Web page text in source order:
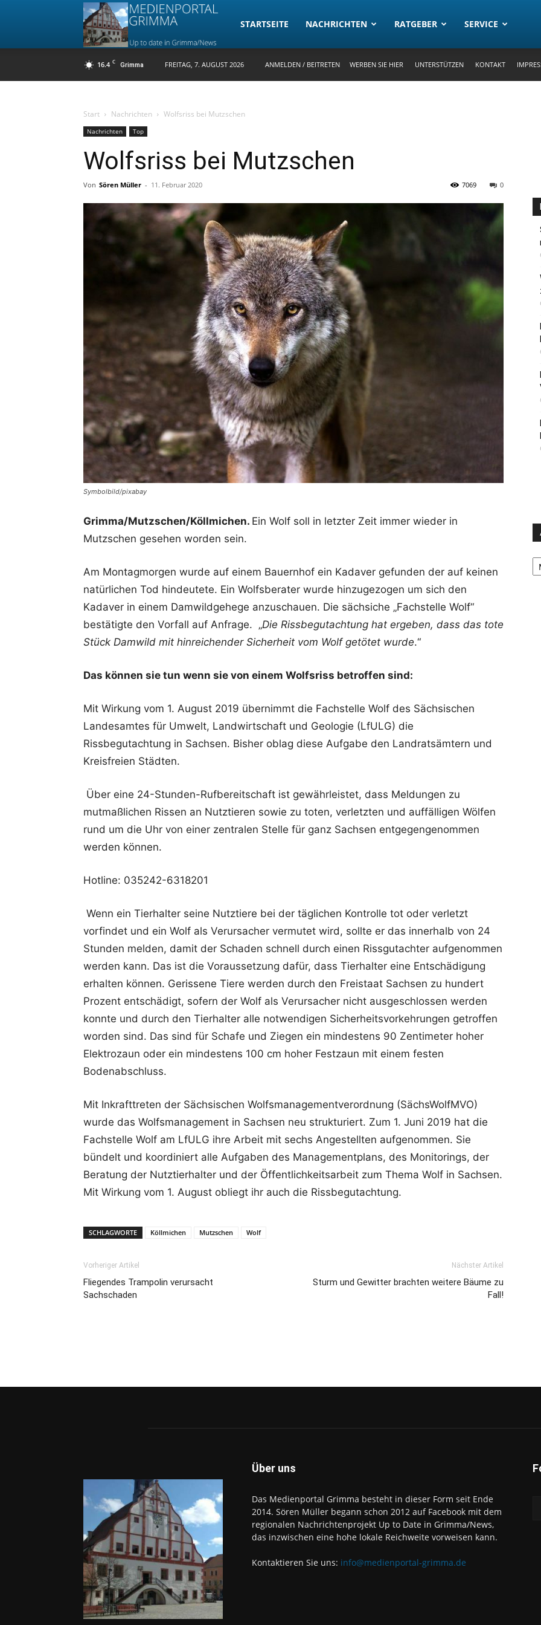
Medienportal
STARTSEITE NACHRICHTEN RATGEBER SERVICE
16.4 C Grimma FREITAG, 7. AUGUST 2026 ANMELDEN / BEITRETEN WERBEN SIE HIER UNTERSTÜTZEN KONTAKT
Start Nachrichten Wolfsriss bei Mutzschen
Nachrichten Top
Wolfsriss bei Mutzschen
Von Sören Müller - 11. Februar 2020 0
7069
Symbolbild/pixabay
Grimma/Mutzschen/Köllmichen. Ein Wolf soll in letzter Zeit immer wieder in
Mutzschen gesehen worden sein.
Am Montagmorgen wurde auf einem Bauernhof ein Kadaver gefunden der auf keinen
natürlichen Tod hindeutete. Ein Wolfsberater wurde hinzugezogen um sich den
Kadaver in einem Damwildgehege anzuschauen. Die sächsiche „Fachstelle Wolf“
bestätigte den Vorfall auf Anfrage. „Die Rissbegutachtung hat ergeben, dass das tote
Stück Damwild mit hinreichender Sicherheit vom Wolf getötet wurde.“
Das können sie tun wenn sie von einem Wolfsriss betroffen sind:
Mit Wirkung vom 1. August 2019 übernimmt die Fachstelle Wolf des Sächsischen
Landesamtes für Umwelt, Landwirtschaft und Geologie (LfULG) die
Rissbegutachtung in Sachsen. Bisher oblag diese Aufgabe den Landratsämtern und
Kreisfreien Städten.
Über eine 24-Stunden-Rufbereitschaft ist gewährleistet, dass Meldungen zu
mutmaßlichen Rissen an Nutztieren sowie zu toten, verletzten und auffälligen Wölfen
rund um die Uhr von einer zentralen Stelle für ganz Sachsen entgegengenommen
werden können.
Hotline: 035242-6318201
Wenn ein Tierhalter seine Nutztiere bei der täglichen Kontrolle tot oder verletzt
vorfindet und ein Wolf als Verursacher vermutet wird, sollte er das innerhalb von 24
Stunden melden, damit der Schaden schnell durch einen Rissgutachter aufgenommen
werden kann. Das ist die Voraussetzung dafür, dass Tierhalter eine Entschädigung
erhalten können. Gerissene Tiere werden durch den Freistaat Sachsen zu hundert
Prozent entschädigt, sofern der Wolf als Verursacher nicht ausgeschlossen werden
konnte und durch den Tierhalter alle notwendigen Sicherheitsvorkehrungen getroffen
worden sind. Das sind für Schafe und Ziegen ein mindestens 90 Zentimeter hoher
Elektrozaun oder ein mindestens 100 cm hoher Festzaun mit einem festen
Bodenabschluss.
Mit Inkrafttreten der Sächsischen Wolfsmanagementverordnung (SächsWolfMVO)
wurde das Wolfsmanagement in Sachsen neu strukturiert. Zum 1. Juni 2019 hat die
Fachstelle Wolf am LfULG ihre Arbeit mit sechs Angestellten aufgenommen. Sie
bündelt und koordiniert alle Aufgaben des Managementplans, des Monitorings, der
Beratung der Nutztierhalter und der Öffentlichkeitsarbeit zum Thema Wolf in Sachsen.
Mit Wirkung vom 1. August obliegt ihr auch die Rissbegutachtung.
SCHLAGWORTE Köllmichen Mutzschen Wolf
Vorheriger Artikel
Fliegendes Trampolin verursacht
Sachschaden
Nächster Artikel
Sturm und Gewitter brachten weitere Bäume zu
Fall!
Über uns
Das Medienportal Grimma besteht in dieser Form seit Ende
2014. Sören Müller begann schon 2012 auf Facebook mit dem
regionalen Nachrichtenprojekt Up to Date in Grimma/News,
das inzwischen eine hohe lokale Reichweite vorweisen kann.
Kontaktieren Sie uns: info@medienportal-grimma.de